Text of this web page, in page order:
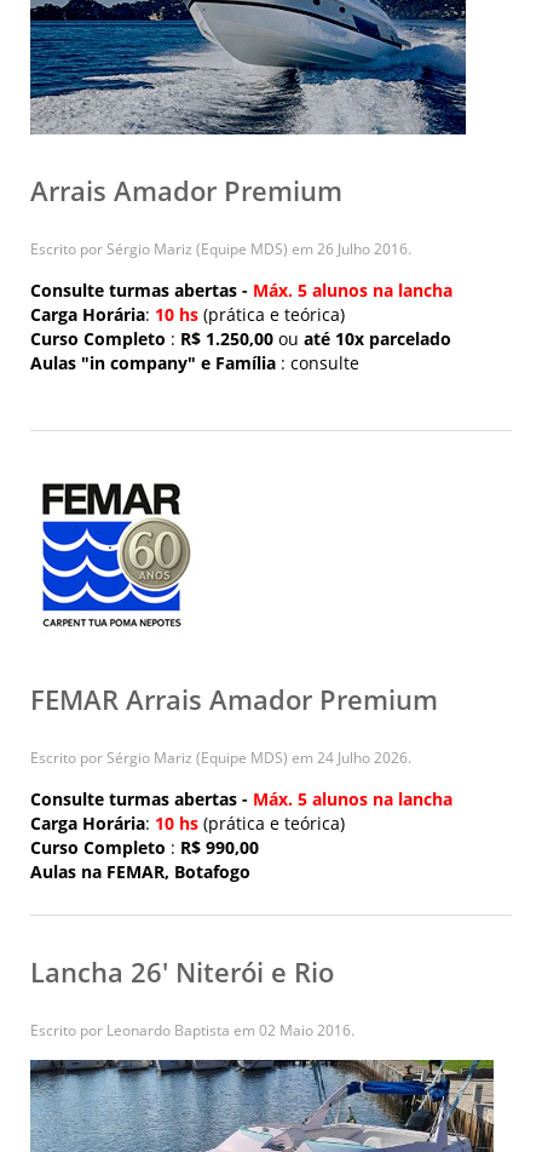
Arrais Amador Premium
Escrito por Sérgio Mariz (Equipe MDS) em 26 Julho 2016.
Consulte turmas abertas - Máx. 5 alunos na lancha
Carga Horária: 10 hs (prática e teórica)
Curso Completo : R$ 1.250,00 ou até 10x parcelado
Aulas "in company" e Família : consulte
FEMAR Arrais Amador Premium
Escrito por Sérgio Mariz (Equipe MDS) em 24 Julho 2026.
Consulte turmas abertas - Máx. 5 alunos na lancha
Carga Horária: 10 hs (prática e teórica)
Curso Completo : R$ 990,00
Aulas na FEMAR, Botafogo
Lancha 26' Niterói e Rio
Escrito por Leonardo Baptista em 02 Maio 2016.